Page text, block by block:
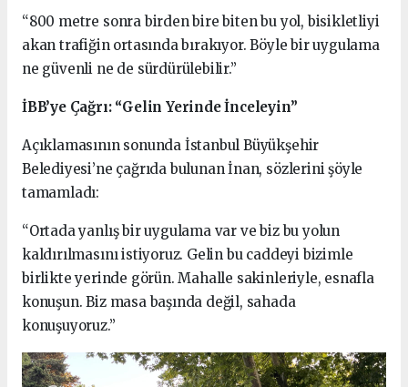
“800 metre sonra birden bire biten bu yol, bisikletliyi
akan trafiğin ortasında bırakıyor. Böyle bir uygulama
ne güvenli ne de sürdürülebilir.”
İBB’ye Çağrı: “Gelin Yerinde İnceleyin”
Açıklamasının sonunda İstanbul Büyükşehir
Belediyesi’ne çağrıda bulunan İnan, sözlerini şöyle
tamamladı:
“Ortada yanlış bir uygulama var ve biz bu yolun
kaldırılmasını istiyoruz. Gelin bu caddeyi bizimle
birlikte yerinde görün. Mahalle sakinleriyle, esnafla
konuşun. Biz masa başında değil, sahada
konuşuyoruz.”